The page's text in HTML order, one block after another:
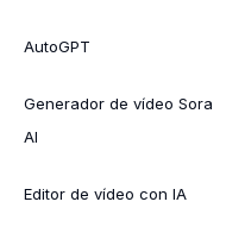
AutoGPT
Generador de vídeo Sora
AI
Editor de vídeo con IA